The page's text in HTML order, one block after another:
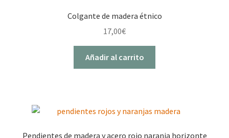
Colgante de madera étnico
17,00€
Añadir al carrito
Pendientes de madera y acero rojo naranja horizonte